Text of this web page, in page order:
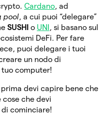
Cardano, ad
pool, a cui puoi “delegare”
SUSHI o UNI , si basano sul
DeFi. Per fare
puoi delegare i tuoi
un nodo di
computer!
devi capire bene che
cose che devi
cominciare!